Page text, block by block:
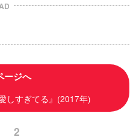
ージへ
しすぎてる』(2017年)
2